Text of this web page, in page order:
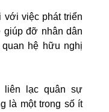
với việc phát triển
giúp đỡ nhân dân
hệ hữu nghị
liên lạc quân sự
là một trong số ít